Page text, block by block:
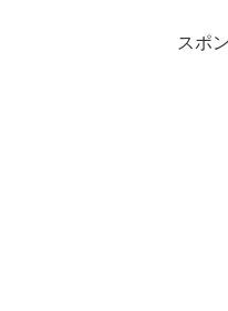
スポ